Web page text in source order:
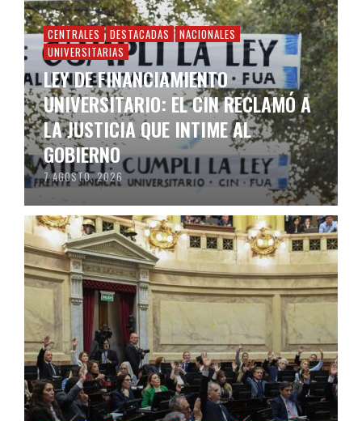
CENTRALES DESTACADAS
NACIONALES
UNIVERSITARIAS
LEY DE FINANCIAMIENTO
UNIVERSITARIO: EL CIN RECLAMÓ A
LA JUSTICIA QUE INTIME AL
GOBIERNO
7 AGOSTO, 2026